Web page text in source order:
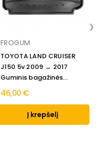
FROGUM
TOYOTA LAND CRUISER
J150 5v 2009 → 2017
Guminis bagažinės...
46,00 €
Į krepšelį
›